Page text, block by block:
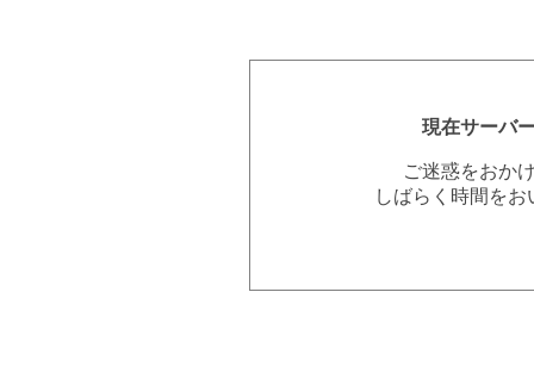
現在サーバ
ご迷惑をおか
しばらく時間を